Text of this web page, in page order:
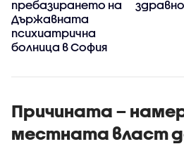
пребазирането на
Държавната
психиатрична
болница в София
Причината –
местната власт